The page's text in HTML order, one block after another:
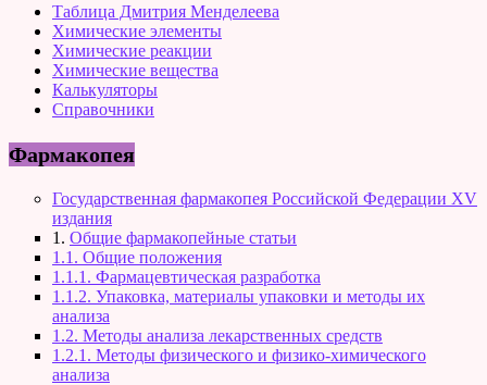
Таблица Дмитрия Менделеева
Химические элементы
Химические реакции
Химические вещества
Калькуляторы
Справочники
Фармакопея
Государственная фармакопея Российской Федерации XV
издания
1. Общие фармакопейные статьи
1.1. Общие положения
1.1.1. Фармацевтическая разработка
1.1.2. Упаковка, материалы упаковки и методы их
анализа
1.2. Методы анализа лекарственных средств
1.2.1. Методы физического и физико-химического
анализа